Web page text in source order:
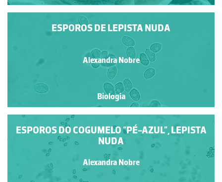
ESPOROS DE LEPISTA NUDA
Alexandra Nobre
Biologia
ESPOROS DO COGUMELO “PÉ-AZUL”, LEPISTA
NUDA
Alexandra Nobre